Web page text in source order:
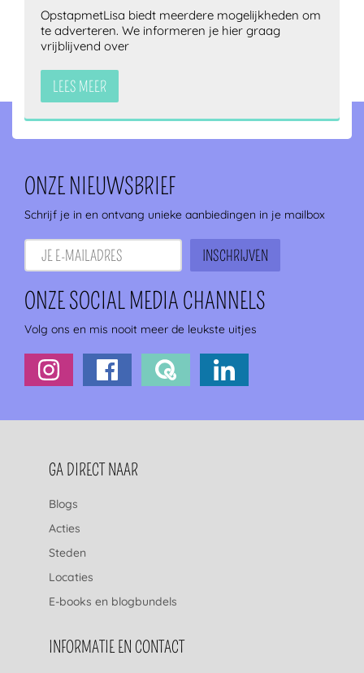
OpstapmetLisa biedt meerdere mogelijkheden om
te adverteren. We informeren je hier graag
vrijblijvend over
LEES MEER
ONZE NIEUWSBRIEF
Schrijf je in en ontvang unieke aanbiedingen in je mailbox
ONZE SOCIAL MEDIA CHANNELS
Volg ons en mis nooit meer de leukste uitjes
FOOTERNAVIGATIE
GA DIRECT NAAR
Blogs
Acties
Steden
Locaties
E-books en blogbundels
INFORMATIE EN CONTACT